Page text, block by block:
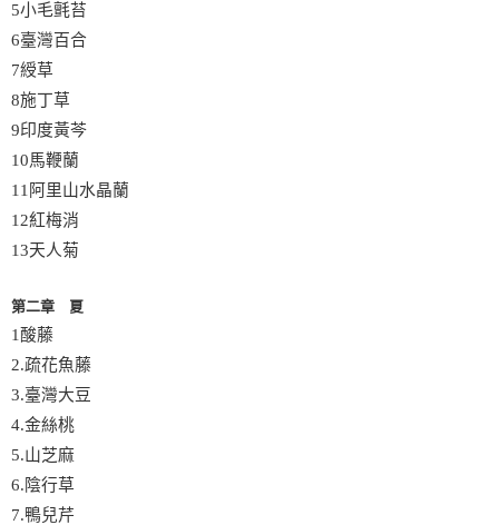
5小毛氈苔
6臺灣百合
7綬草
8施丁草
9印度黃芩
10馬鞭蘭
11阿里山水晶蘭
12紅梅消
13天人菊
第二章 夏
1酸藤
2.疏花魚藤
3.臺灣大豆
4.金絲桃
5.山芝麻
6.陰行草
7.鴨兒芹